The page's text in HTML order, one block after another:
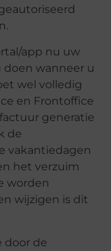
app nu uw
wanneer u
wel volledig
en Frontoffice
generatie
de
vakantiedagen
het verzuim
worden
wijzigen is dit
door de